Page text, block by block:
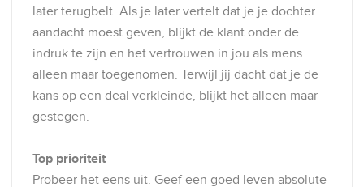
later terugbelt. Als je later vertelt dat je je dochter
aandacht moest geven, blijkt de klant onder de
indruk te zijn en het vertrouwen in jou als mens
alleen maar toegenomen. Terwijl jij dacht dat je de
kans op een deal verkleinde, blijkt het alleen maar
gestegen.
Top prioriteit
Probeer het eens uit. Geef een goed leven absolute